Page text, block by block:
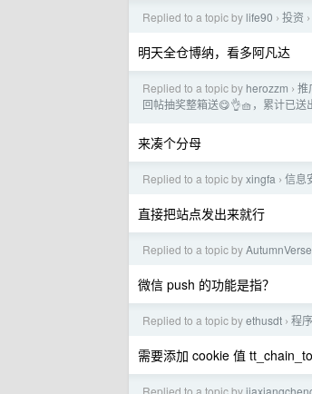
Replied to a topic by life90 › 投资 ›
明天全仓博纳，看多阿凡达
Replied to a topic by herozzm › 推
回帖抽奖整箱送😋👌🧺，累计已送
来凑个分母
Replied to a topic byxingfa › 信息
直接把站点发出来就行
Replied to a topic byAutumnVerse
微信 push 的功能是指？
Replied to a topic byethusdt › 程
需要添加 cookie 值
Replied to a topic by